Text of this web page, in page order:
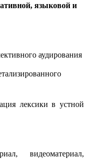
языковой и
аудирования
лексики в устной
видеоматериал,